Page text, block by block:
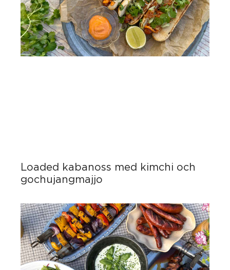
Loaded kabanoss med kimchi och
gochujangmajjo